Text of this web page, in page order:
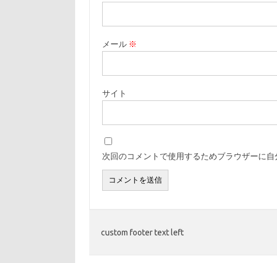
メール ※
サイト
次回のコメントで使用するためブラウザーに
custom footer text left